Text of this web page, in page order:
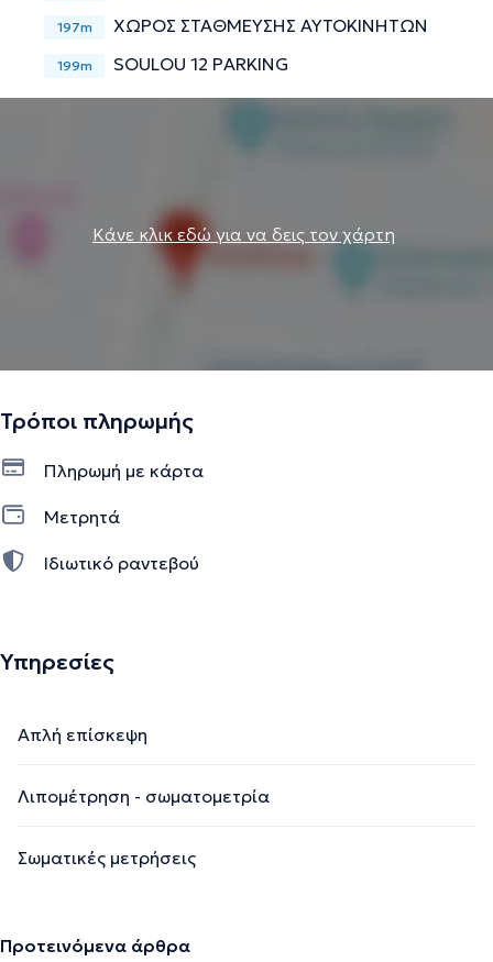
197m ΧΩΡΟΣ ΣΤΑΘΜΕΥΣΗΣ ΑΥΤΟΚΙΝΗΤΩΝ
199m SOULOU 12 PARKING
Κάνε κλικ εδώ για να δεις τον χάρτη
Τρόποι πληρωμής
Πληρωμή με κάρτα
Μετρητά
Ιδιωτικό ραντεβού
Υπηρεσίες
Απλή επίσκεψη
Λιπομέτρηση - σωματομετρία
Σωματικές μετρήσεις
Προτεινόμενα άρθρα